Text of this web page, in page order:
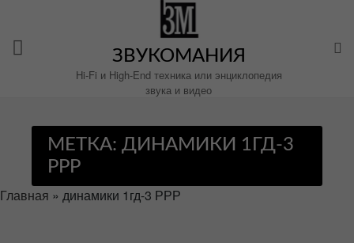
содержимому
ЗВУКОМАНИЯ
Hi-Fi и High-End техника или энциклопедия
звука и видео
МЕТКА: ДИНАМИКИ 1ГД-3
РРР
Главная » динамики 1гд-3 РРР